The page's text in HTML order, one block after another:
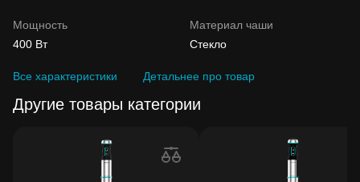
Мощность
400 Вт
Материал чаши
Стекло
Все характеристики Детальнее про товар
Другие товары категории